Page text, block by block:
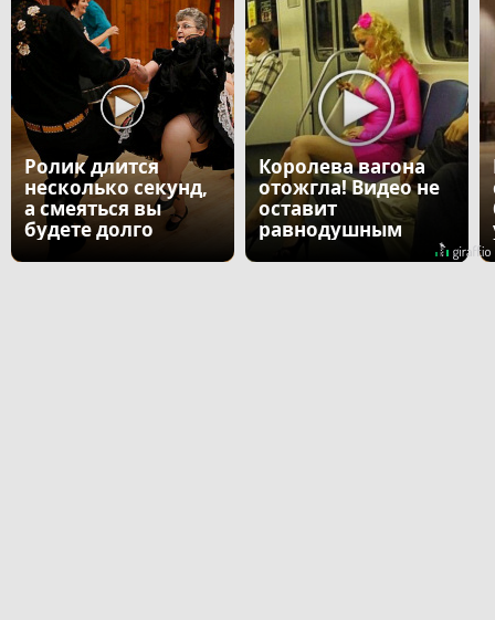
Ролик длится
несколько секунд,
а смеяться вы
будете долго
Королева вагона
отожгла! Видео не
оставит
равнодушным